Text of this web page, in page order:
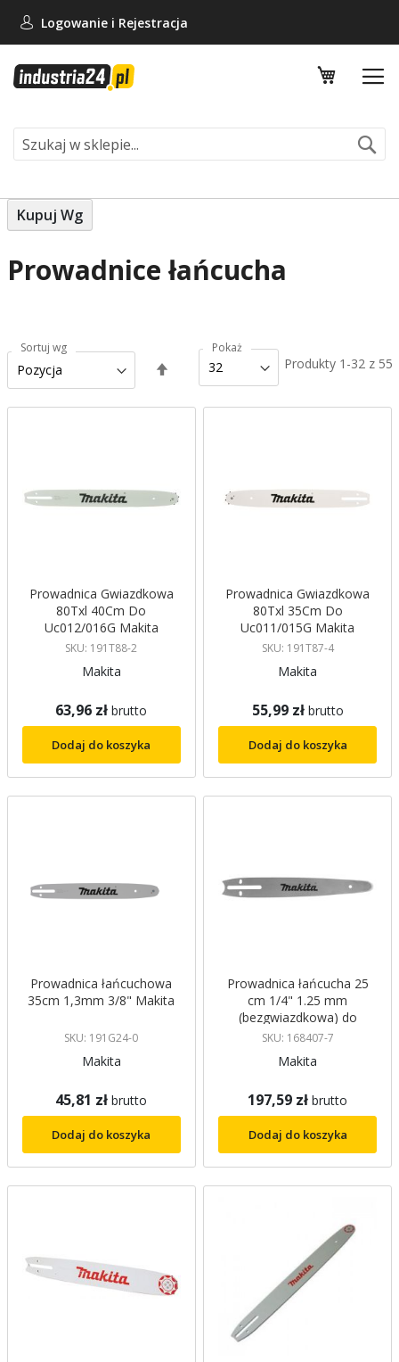
Logowanie i Rejestracja
Mój
Prowadnice łańcucha
Produkty 1 -32z 55
Sortuj wg
kierunek
malejący
Pokaż
Prowadnica Gwiazdkowa
80Txl 40Cm Do
Uc012/016G Makita
SKU: 191T88-2
Makita
63,96 zł brutto
Dodaj do koszyka
Prowadnica Gwiazdkowa
80Txl 35Cm Do
Uc011/015G Makita
SKU: 191T87-4
Makita
55,99 zł brutto
Dodaj do koszyka
Prowadnica łańcuchowa
35cm 1,3mm 3/8" Makita
SKU: 191G24-0
Makita
45,81 zł brutto
Dodaj do koszyka
Prowadnica łańcucha 25
cm 1/4" 1.25 mm
(bezgwiazdkowa) do
DCS230T DUC254C Makita
SKU: 168407-7
Makita
197,59 zł brutto
Dodaj do koszyka
Kupuj Wg